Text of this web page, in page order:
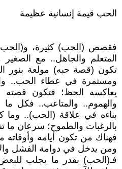
الحب قيمة إنسانية عظيمة
فقصص (الحب) كثيرة،
المتعلم والجاهل.. مع الصغير
تكون (قصة حبه) مولعة بنور
ومستمرة في عطاء الحب..
يعاكسه الحظ؛ فتكون قصته
والهموم.. والمتاعب.. فكل
بناءه في علاقة (الحب).. وما
بالرغبات والطموح؛ سرعان ما
فهناك من تكون أيامه
ومن يدخل في دوامة الفشل
فـ(الحب) بقدر ما يجلب